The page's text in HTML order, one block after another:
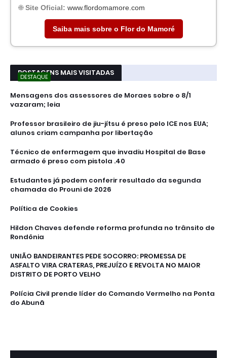
🌐Site Oficial: www.flordomamore.com
Saiba mais sobre o Flor do Mamoré
POSTAGENS MAIS VISITADAS
DESTAQUE
Mensagens dos assessores de Moraes sobre o 8/1
vazaram; leia
Professor brasileiro de jiu-jítsu é preso pelo ICE nos EUA;
alunos criam campanha por libertação
Técnico de enfermagem que invadiu Hospital de Base
armado é preso com pistola .40
Estudantes já podem conferir resultado da segunda
chamada do Prouni de 2026
Política de Cookies
Hildon Chaves defende reforma profunda no trânsito de
Rondônia
UNIÃO BANDEIRANTES PEDE SOCORRO: PROMESSA DE
ASFALTO VIRA CRATERAS, PREJUÍZO E REVOLTA NO MAIOR
DISTRITO DE PORTO VELHO
Polícia Civil prende líder do Comando Vermelho na Ponta
do Abunã